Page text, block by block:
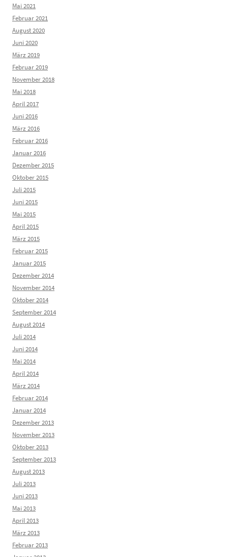
Mai 2021
Februar 2021
August 2020
Juni 2020
März 2019
Februar 2019
November 2018
Mai 2018
April 2017
Juni 2016
März 2016
Februar 2016
Januar 2016
Dezember 2015
Oktober 2015
Juli 2015
Juni 2015
Mai 2015
April 2015
März 2015
Februar 2015
Januar 2015
Dezember 2014
November 2014
Oktober 2014
September 2014
August 2014
Juli 2014
Juni 2014
Mai 2014
April 2014
März 2014
Februar 2014
Januar 2014
Dezember 2013
November 2013
Oktober 2013
September 2013
August 2013
Juli 2013
Juni 2013
Mai 2013
April 2013
März 2013
Februar 2013